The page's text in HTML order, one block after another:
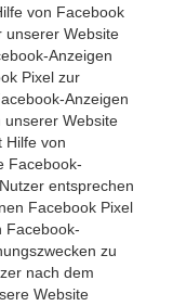
von Facebook
unserer Website
Anzeigen
Pixel zur
Anzeigen
unserer Website
Hilfe von
Facebook-
entsprechen
Facebook Pixel
Facebook-
zu
nach dem
Website